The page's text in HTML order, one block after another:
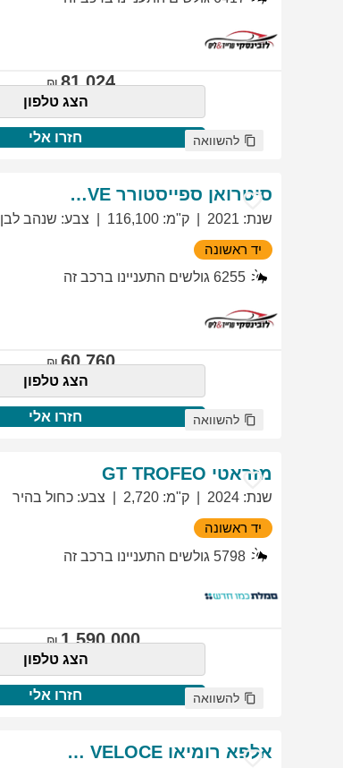
81,024
הצג טלפון
חזרו אלי להשוואה
סיטרואן ספייסטורר EXCLUSIVE
שנת:
2021 ק"מ:
116,100 צבע: שנהב לבן
יד ראשונה
6255 גולשים התעניינו ברכב זה
60,760
הצג טלפון
חזרו אלי להשוואה
מזראטי GT TROFEO
שנת:
2024 ק"מ:
2,720 צבע: כחול בהיר
יד ראשונה
5798 גולשים התעניינו ברכב זה
1,590,000
הצג טלפון
חזרו אלי להשוואה
אלפא רומיאו GIULIETTA VELOCE